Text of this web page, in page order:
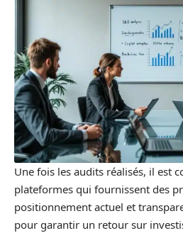
Une fois les audits réalisés, il est
plateformes qui fournissent des
positionnement actuel et
pour garantir un retour sur